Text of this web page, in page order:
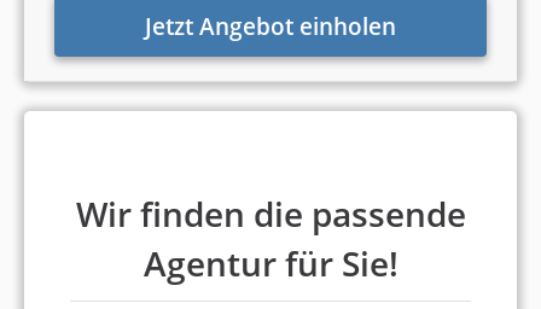
100 % Weiterempfehlung
München
51 bis 100 Mitarbeiter
Jetzt Angebot einholen
Wir finden die passende
Agentur für Sie!